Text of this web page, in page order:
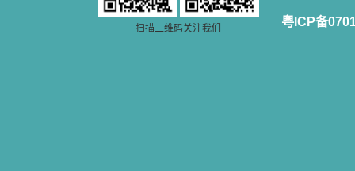
籍里，我认识了许多爱主的人，他们
使我更亲近主，帮助我更深的认识
扫描二维码关注我们 粤ICP备